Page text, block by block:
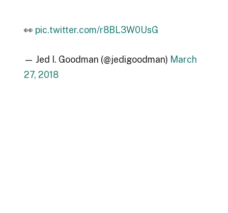
👀 pic.twitter.com/r8BL3W0UsG
— Jed I. Goodman (@jedigoodman) March
27, 2018